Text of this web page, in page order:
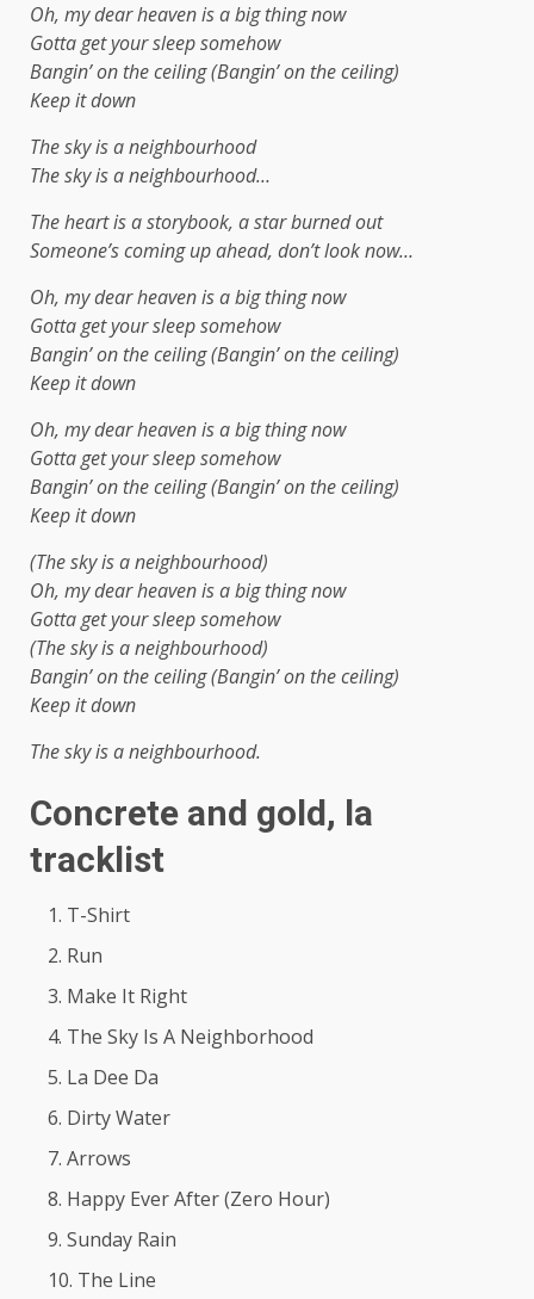
Oh, my dear heaven is a big thing now
Gotta get your sleep somehow
Bangin’ on the ceiling (Bangin’ on the ceiling)
Keep it down
The sky is a neighbourhood
The sky is a neighbourhood…
The heart is a storybook, a star burned out
Someone’s coming up ahead, don’t look now…
Oh, my dear heaven is a big thing now
Gotta get your sleep somehow
Bangin’ on the ceiling (Bangin’ on the ceiling)
Keep it down
Oh, my dear heaven is a big thing now
Gotta get your sleep somehow
Bangin’ on the ceiling (Bangin’ on the ceiling)
Keep it down
(The sky is a neighbourhood)
Oh, my dear heaven is a big thing now
Gotta get your sleep somehow
(The sky is a neighbourhood)
Bangin’ on the ceiling (Bangin’ on the ceiling)
Keep it down
The sky is a neighbourhood.
Concrete and gold, la
tracklist
T-Shirt
Run
Make It Right
The Sky Is A Neighborhood
La Dee Da
Dirty Water
Arrows
Happy Ever After (Zero Hour)
Sunday Rain
The Line